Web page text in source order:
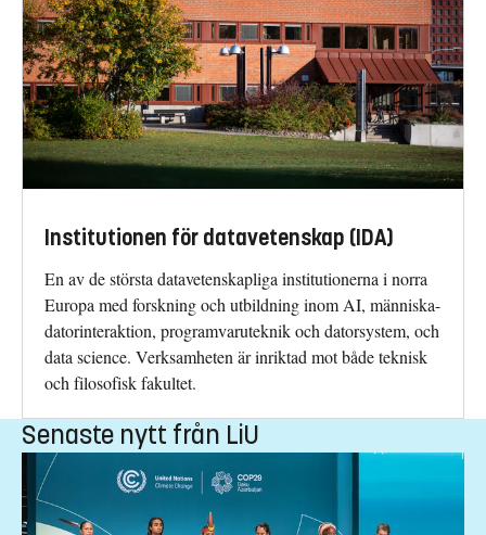
Institutionen för datavetenskap (IDA)
En av de största datavetenskapliga institutionerna i norra
Europa med forskning och utbildning inom AI, människa-
datorinteraktion, programvaruteknik och datorsystem, och
data science. Verksamheten är inriktad mot både teknisk
och filosofisk fakultet.
Senaste nytt från LiU